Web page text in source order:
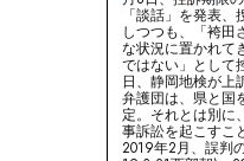
「談話」を発表
しつつも、「袴田
な状況に置かれて
ではない」として
日、静岡地検が上
弁護団は、県と国
定。それとは別に
事訴訟を起こすこ
2019年2月、誤判